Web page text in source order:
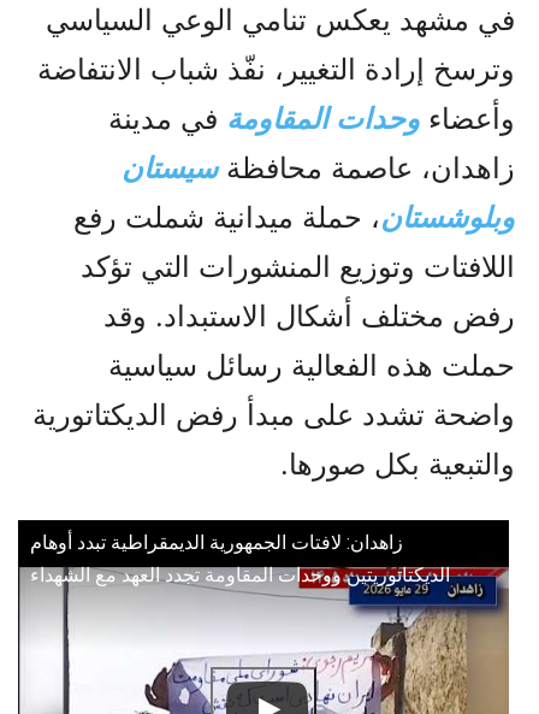
في مشهد يعكس تنامي الوعي السياسي
وترسخ إرادة التغيير، نفّذ شباب الانتفاضة
وأعضاء وحدات المقاومة في مدينة
زاهدان، عاصمة محافظةسيستان
وبلوشستان، حملة ميدانية شملت رفع
اللافتات وتوزيع المنشورات التي تؤكد
رفض مختلف أشكال الاستبداد. وقد
حملت هذه الفعالية رسائل سياسية
واضحة تشدد على مبدأ رفض الديكتاتورية
والتبعية بكل صورها.
زاهدان: لافتات الجمهورية الديمقراطية تبدد أوهام
الديكتاتوريتین ووحدات المقاومة تجدد العهد مع الشهداء